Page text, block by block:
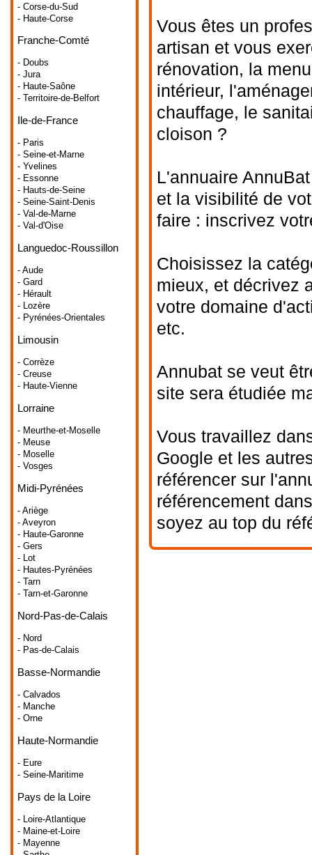
- Corse-du-Sud
- Haute-Corse
Franche-Comté
- Doubs
- Jura
- Haute-Saône
- Territoire-de-Belfort
Ile-de-France
- Paris
- Seine-et-Marne
- Yvelines
- Essonne
- Hauts-de-Seine
- Seine-Saint-Denis
- Val-de-Marne
- Val-d'Oise
Languedoc-Roussillon
- Aude
- Gard
- Hérault
- Lozère
- Pyrénées-Orientales
Limousin
- Corrèze
- Creuse
- Haute-Vienne
Lorraine
- Meurthe-et-Moselle
- Meuse
- Moselle
- Vosges
Midi-Pyrénées
- Ariège
- Aveyron
- Haute-Garonne
- Gers
- Lot
- Hautes-Pyrénées
- Tarn
- Tarn-et-Garonne
Nord-Pas-de-Calais
- Nord
- Pas-de-Calais
Basse-Normandie
- Calvados
- Manche
- Orne
Haute-Normandie
- Eure
- Seine-Maritime
Pays de la Loire
- Loire-Atlantique
- Maine-et-Loire
- Mayenne
Vous êtes un
artisan et vous
rénovation, la
intérieur,
chauffage, le
cloison ?
L'annuaire
et la visibilité de
faire : inscrivez
Choisissez la
mieux, et décrivez
votre domaine
etc.
Annubat se veut
site sera étudiée
Vous travaillez
Google et les
référencer sur
référencement
soyez au top du